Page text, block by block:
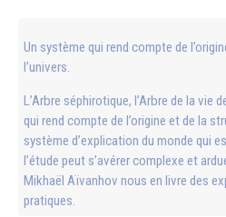
Un système qui rend compte de
l’univers.
L’Arbre séphirotique, l’Arbre de la vie
qui rend compte de l’origine et de la
système d’explication du monde qui
l’étude peut s’avérer complexe et
Mikhaël Aïvanhov nous en livre des
pratiques.